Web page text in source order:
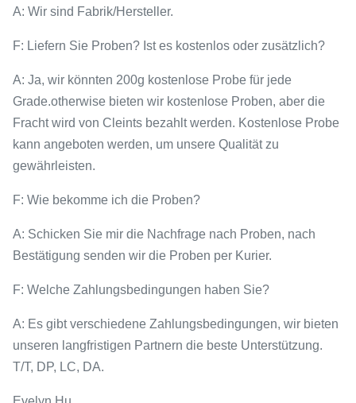
A: Wir sind Fabrik/Hersteller.
F: Liefern Sie Proben? Ist es kostenlos oder zusätzlich?
A: Ja, wir könnten 200g kostenlose Probe für jede
Grade.otherwise bieten wir kostenlose Proben, aber die
Fracht wird von Cleints bezahlt werden. Kostenlose Probe
kann angeboten werden, um unsere Qualität zu
gewährleisten.
F: Wie bekomme ich die Proben?
A: Schicken Sie mir die Nachfrage nach Proben, nach
Bestätigung senden wir die Proben per Kurier.
F: Welche Zahlungsbedingungen haben Sie?
A: Es gibt verschiedene Zahlungsbedingungen, wir bieten
unseren langfristigen Partnern die beste Unterstützung.
T/T, DP, LC, DA.